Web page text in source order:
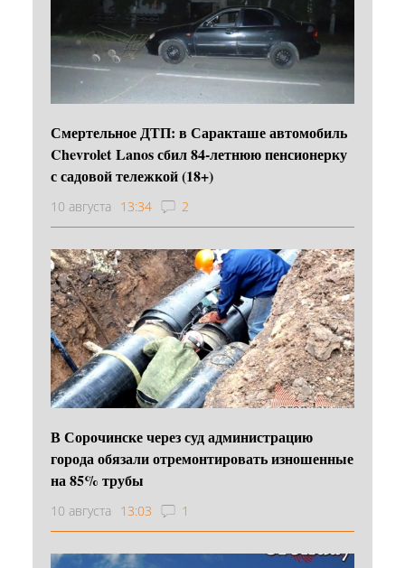
Смертельное ДТП: в Саракташе автомобиль
Chevrolet Lanos сбил 84-летнюю пенсионерку
с садовой тележкой (18+)
10 августа 13:34 2
В Сорочинске через суд администрацию
города обязали отремонтировать изношенные
на 85% трубы
10 августа 13:03 1